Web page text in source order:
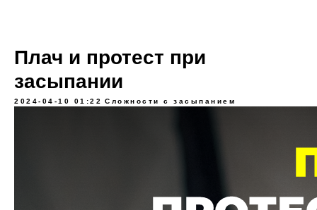
Плач и протест при
засыпании
2024-04-10 01:22 Сложности с засыпанием